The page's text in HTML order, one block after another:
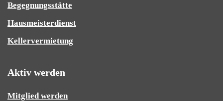
Begegnungsstätte
Hausmeisterdienst
Kellervermietung
Aktiv werden
Mitglied werden